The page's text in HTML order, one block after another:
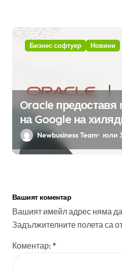
Бизнес софтуер Новини
Oracle предоставя
на Google на
бизнес
Newbusiness Team юли
Вашият коментар
Вашият имейл адрес няма
Задължителните полета са
Коментар: *